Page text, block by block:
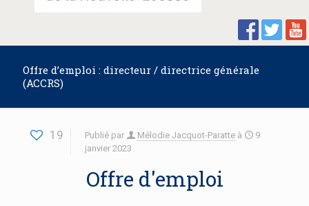
Offre d’emploi : directeur / directrice générale
(ACCRS)
19 Publié par Mélodie Jacquot-Paratte à
9
janvier 2023
Offre d'emploi